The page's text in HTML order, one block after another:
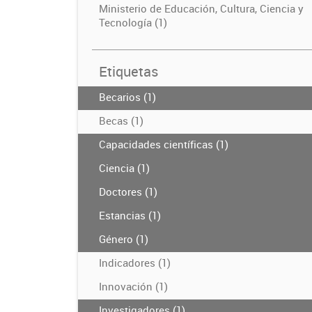
Ministerio de Educación, Cultura, Ciencia y
Tecnología (1)
Etiquetas
Becarios (1)
Becas (1)
Capacidades científicas (1)
Ciencia (1)
Doctores (1)
Estancias (1)
Género (1)
Indicadores (1)
Innovación (1)